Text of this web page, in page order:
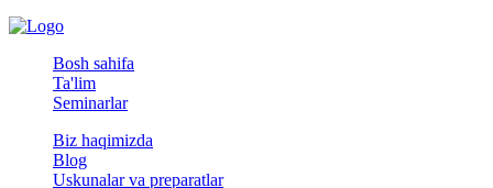
Bosh sahifa
Ta'lim
Seminarlar
Biz haqimizda
Blog
Uskunalar va preparatlar